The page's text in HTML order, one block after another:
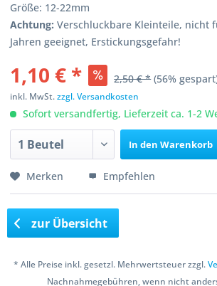
Größe: 12-22mm
Achtung: Verschluckbare Kleinteile, nicht
Jahren geeignet, Erstickungsgefahr!
1,10 € * 2,50 € * (56%
inkl. MwSt.zzgl. Versandkosten
Sofort versandfertig, Lieferzeit ca. 1-2
In den Warenkorb
Merken Empfehlen
zur Übersicht
* Alle Preise inkl. gesetzl. Mehrwertsteuer zzgl.
Nachnahmegebühren, wenn nicht